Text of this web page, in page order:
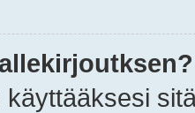
käyttääksesi